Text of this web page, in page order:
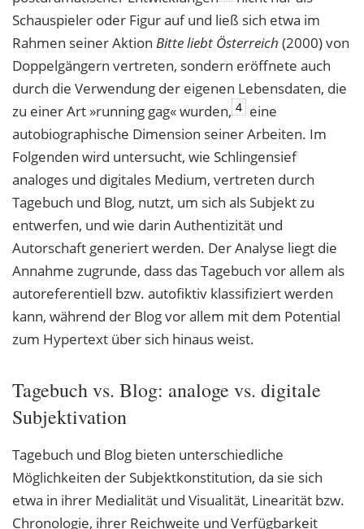
Schauspieler oder Figur auf und ließ sich etwa im
Rahmen seiner Aktion Bitte liebt Österreich (2000) von
Doppelgängern vertreten, sondern eröffnete auch
durch die Verwendung der eigenen Lebensdaten, die
zu einer Art »running gag« wurden, 4 eine
autobiographische Dimension seiner Arbeiten. Im
Folgenden wird untersucht, wie Schlingensief
analoges und digitales Medium, vertreten durch
Tagebuch und Blog, nutzt, um sich als Subjekt zu
entwerfen, und wie darin Authentizität und
Autorschaft generiert werden. Der Analyse liegt die
Annahme zugrunde, dass das Tagebuch vor allem als
autoreferentiell bzw. autofiktiv klassifiziert werden
kann, während der Blog vor allem mit dem Potential
zum Hypertext über sich hinaus weist.
Tagebuch vs. Blog: analoge vs. digitale
Subjektivation
Tagebuch und Blog bieten unterschiedliche
Möglichkeiten der Subjektkonstitution, da sie sich
etwa in ihrer Medialität und Visualität, Linearität bzw.
Chronologie, ihrer Reichweite und Verfügbarkeit